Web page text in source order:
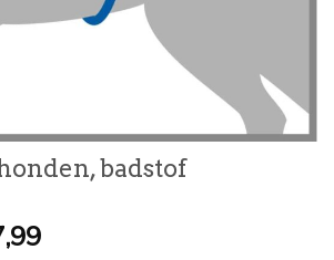
badstof
Prijsklasse: